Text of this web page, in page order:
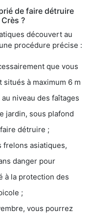
de faire détruire
?
découvert au
procédure précise :
que vous
à maximum 6 m
niveau des faîtages
jardin, sous plafond
détruire ;
frelons asiatiques,
danger pour
à la protection des
;
vous pourrez